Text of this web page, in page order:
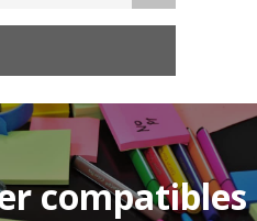
compatibles